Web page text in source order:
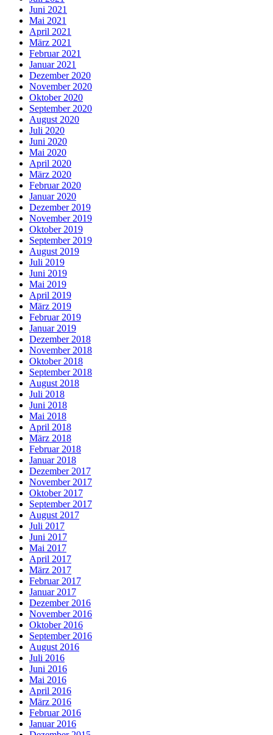
Juni 2021
Mai 2021
April 2021
März 2021
Februar 2021
Januar 2021
Dezember 2020
November 2020
Oktober 2020
September 2020
August 2020
Juli 2020
Juni 2020
Mai 2020
April 2020
März 2020
Februar 2020
Januar 2020
Dezember 2019
November 2019
Oktober 2019
September 2019
August 2019
Juli 2019
Juni 2019
Mai 2019
April 2019
März 2019
Februar 2019
Januar 2019
Dezember 2018
November 2018
Oktober 2018
September 2018
August 2018
Juli 2018
Juni 2018
Mai 2018
April 2018
März 2018
Februar 2018
Januar 2018
Dezember 2017
November 2017
Oktober 2017
September 2017
August 2017
Juli 2017
Juni 2017
Mai 2017
April 2017
März 2017
Februar 2017
Januar 2017
Dezember 2016
November 2016
Oktober 2016
September 2016
August 2016
Juli 2016
Juni 2016
Mai 2016
April 2016
März 2016
Februar 2016
Januar 2016